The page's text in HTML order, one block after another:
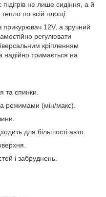
не лише сидіння, а й
по всій площі.
прикурювач 12V, а зручний
регулювати
кріпленням
надійно тримається на
та спинки.
режимами (мін/макс).
для більшості авто.
і забруднень.